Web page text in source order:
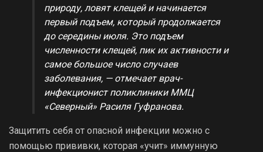
природу, ловят клещей и начинается
первый подъем, который продолжается
до середины июля. Это подъем
численности клещей, пик их активности и
самое большое число случаев
заболевания, — отмечает врач-
инфекционист поликлиники ММЦ
«Северный» Расиля Гуфранова.
Защитить себя от опасной инфекции можно с
помощью прививки, которая «учит» иммунную